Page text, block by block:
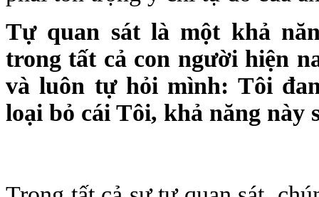
Tự quan sát là một khả
trong tất cả con người hiện
và luôn tự hỏi mình: Tôi
loại bỏ cái Tôi, khả năng này